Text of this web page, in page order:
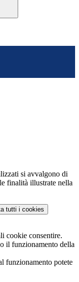
si avvalgono di
finalità illustrate nella
tutti i cookies
cookie consentire.
il funzionamento della
funzionamento potete